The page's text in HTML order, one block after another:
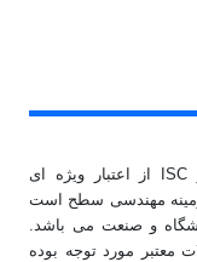
نشریه علوم و مهندسی سطح نمایه شده در ISC از اعتبار ویژه ای
زمینه مهندسی سطح است
و صنعت می باشد.
معتبر مورد توجه بوده